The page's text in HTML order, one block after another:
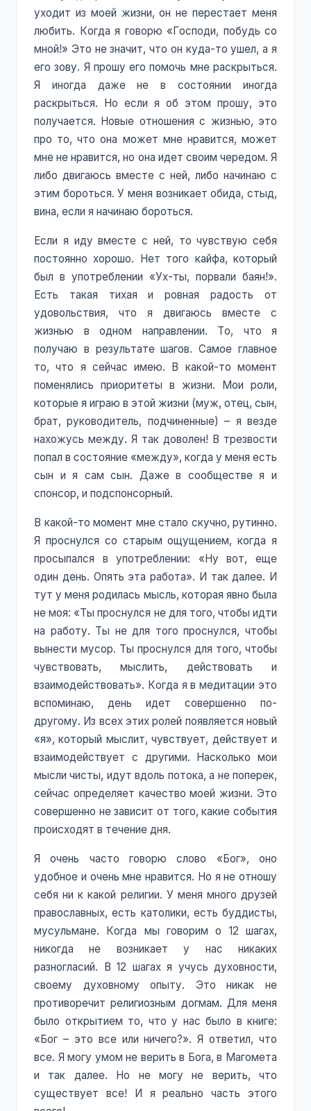
уходит из моей жизни, он не перестает меня
любить. Когда я говорю «Господи, побудь со
мной!» Это не значит, что он куда-то ушел, а я
его зову. Я прошу его помочь мне раскрыться.
Я иногда даже не в состоянии иногда
раскрыться. Но если я об этом прошу, это
получается. Новые отношения с жизнью, это
про то, что она может мне нравится, может
мне не нравится, но она идет своим чередом. Я
либо двигаюсь вместе с ней, либо начинаю с
этим бороться. У меня возникает обида, стыд,
вина, если я начинаю бороться.
Если я иду вместе с ней, то чувствую себя
постоянно хорошо. Нет того кайфа, который
был в употреблении «Ух-ты, порвали баян!».
Есть такая тихая и ровная радость от
удовольствия, что я двигаюсь вместе с
жизнью в одном направлении. То, что я
получаю в результате шагов. Самое главное
то, что я сейчас имею. В какой-то момент
поменялись приоритеты в жизни. Мои роли,
которые я играю в этой жизни (муж, отец, сын,
брат, руководитель, подчиненные) – я везде
нахожусь между. Я так доволен! В трезвости
попал в состояние «между», когда у меня есть
сын и я сам сын. Даже в сообществе я и
спонсор, и подспонсорный.
В какой-то момент мне стало скучно, рутинно.
Я проснулся со старым ощущением, когда я
просыпался в употреблении: «Ну вот, еще
один день. Опять эта работа». И так далее. И
тут у меня родилась мысль, которая явно была
не моя: «Ты проснулся не для того, чтобы идти
на работу. Ты не для того проснулся, чтобы
вынести мусор. Ты проснулся для того, чтобы
чувствовать, мыслить, действовать и
взаимодействовать». Когда я в медитации это
вспоминаю, день идет совершенно по-
другому. Из всех этих ролей появляется новый
«я», который мыслит, чувствует, действует и
взаимодействует с другими. Насколько мои
мысли чисты, идут вдоль потока, а не поперек,
сейчас определяет качество моей жизни. Это
совершенно не зависит от того, какие события
происходят в течение дня.
Я очень часто говорю слово «Бог», оно
удобное и очень мне нравится. Но я не отношу
себя ни к какой религии. У меня много друзей
православных, есть католики, есть буддисты,
мусульмане. Когда мы говорим о 12 шагах,
никогда не возникает у нас никаких
разногласий. В 12 шагах я учусь духовности,
своему духовному опыту. Это никак не
противоречит религиозным догмам. Для меня
было открытием то, что у нас было в книге:
«Бог – это все или ничего?». Я ответил, что
все. Я могу умом не верить в Бога, в Магомета
и так далее. Но не могу не верить, что
существует все! И я реально часть этого